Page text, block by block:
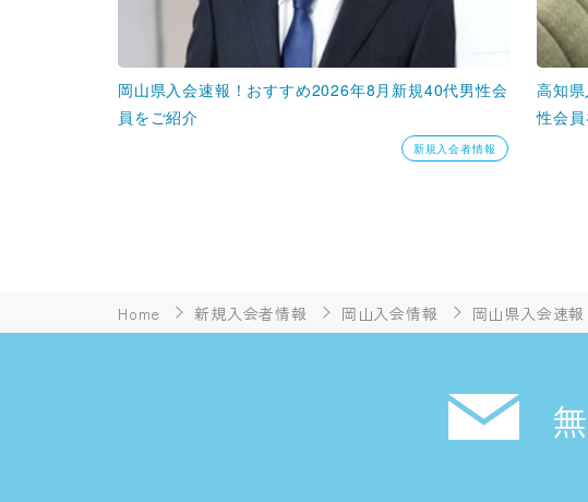
岡山県入会速報！おすすめ2026年8月新規40代男性会
員をご紹介
新規入会者情報
高知
性会
Home 新規入会者情報 岡山入会情報 岡山県入会速